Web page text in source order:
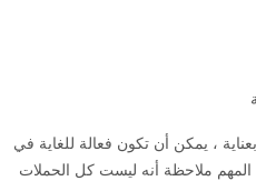
، يمكن أن تكون فعالة للغاية في
المهم ملاحظة أنه ليست كل الحملات